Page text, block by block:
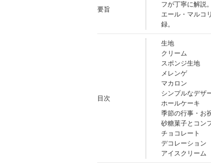
要旨
フが丁寧に解説
エール・マルコ
録。
目次
生地
クリーム
スポンジ生地
メレンゲ
マカロン
シンプルなデザ
ホールケーキ
季節の行事・お
砂糖菓子とコン
チョコレート
デコレーション
アイスクリーム